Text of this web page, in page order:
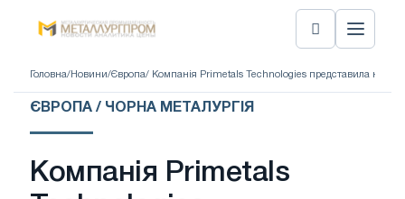
Головна/ Новини/Європа/ Компанія Primetals Technologies представила нову
ЄВРОПА / ЧОРНА МЕТАЛУРГІЯ
Компанія Primetals